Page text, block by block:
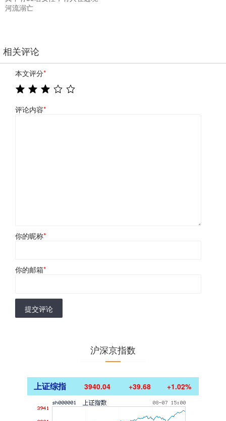
河流溺亡
相关评论
本文评分*
评论内容*
你的昵称*
你的邮箱*
提交评论
沪深京指数
上证综指 3940.04 +39.68 +1.02%